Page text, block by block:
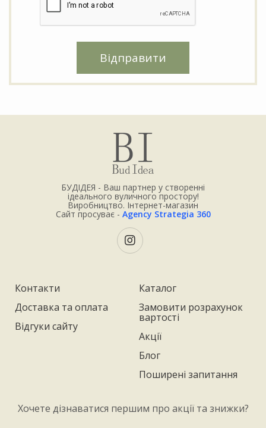
Відправити
БУДІДЕЯ - Ваш партнер у створенні
ідеального вуличного простору!
Виробництво. Інтернет-магазин
Сайт просуває - Agency Strategia 360
Контакти
Доставка та оплата
Відгуки сайту
Каталог
Замовити розрахунок
вартості
Акції
Блог
Поширені запитання
Хочете дізнаватися першим про акції та знижки?